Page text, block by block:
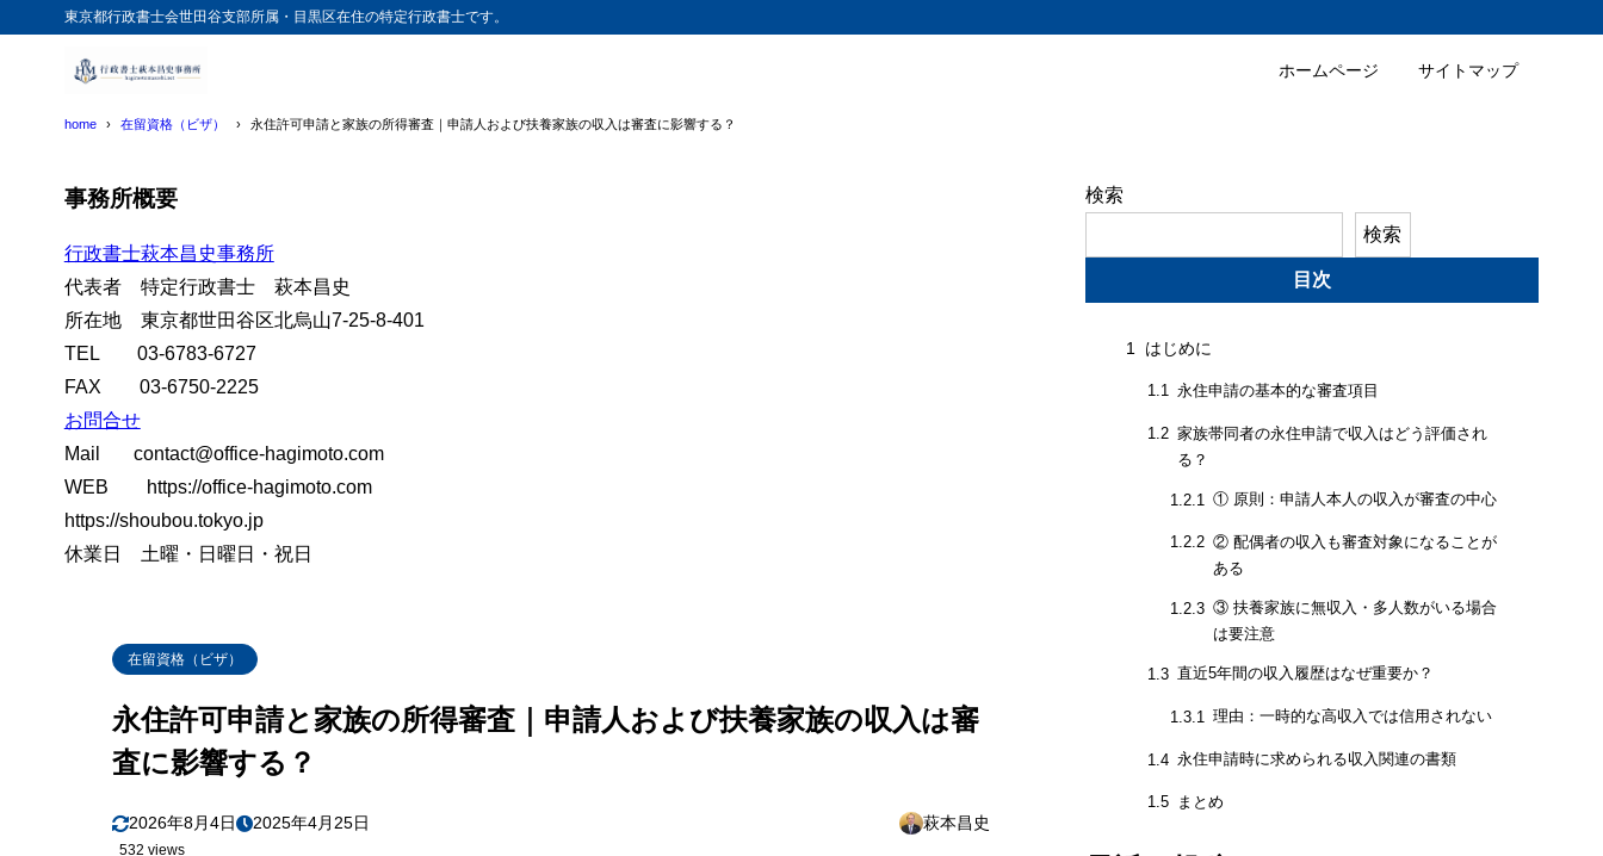
東京都行政書士会世田谷支部所属・目黒区在住の特定行政書士です。
ホームページ サイトマップ
home 在留資格（ビザ） 永住許可申請と家族の所得審査｜申請人および扶養家族の収入は審査に影響する？
事務所概要
行政書士萩本昌史事務所
代表者 特定行政書士 萩本昌史
所在地 東京都世田谷区北烏山7-25-8-401
TEL 03-6783-6727
FAX 03-6750-2225
お問合せ
Mail contact@office-hagimoto.com
WEB https://office-hagimoto.com
https://shoubou.tokyo.jp
休業日 土曜・日曜日・祝日
在留資格（ビザ）
永住許可申請と家族の所得審査｜申請人および扶養家族の収入は審
査に影響する？
2026年8月4日 2025年4月25日 萩本昌史
532 views
検索
検索
目次
1 はじめに
1.1 永住申請の基本的な審査項目
1.2 家族帯同者の永住申請で収入はどう評価され
る？
1.2.1 ① 原則：申請人本人の収入が審査の中心
1.2.2 ② 配偶者の収入も審査対象になることが
ある
1.2.3 ③ 扶養家族に無収入・多人数がいる場合
は要注意
1.3 直近5年間の収入履歴はなぜ重要か？
1.3.1 理由：一時的な高収入では信用されない
1.4 永住申請時に求められる収入関連の書類
1.5 まとめ